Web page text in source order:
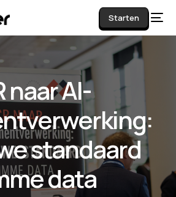
Starten
naar AI-
standaard
data